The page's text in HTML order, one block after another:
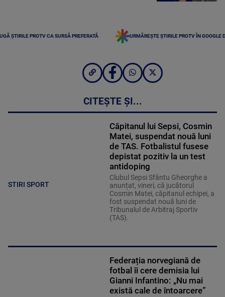
ȘTIRILE PROTV CA SURSĂ PREFERATĂ URMĂREȘTE ȘTIRILE PROTV ÎN GOOGLE
CITEȘTE ȘI...
STIRI SPORT
Căpitanul lui Sepsi, Cosmin
Matei, suspendat nouă luni
de TAS. Fotbalistul fusese
depistat pozitiv la un test
antidoping
Clubul Sepsi Sfântu Gheorghe a
anunțat, vineri, că jucătorul
Cosmin Matei, căpitanul echipei, a
fost suspendat nouă luni de
Tribunalul de Arbitraj Sportiv
(TAS).
Federația norvegiană de
fotbal îi cere demisia lui
Gianni Infantino: „Nu mai
există cale de întoarcere”